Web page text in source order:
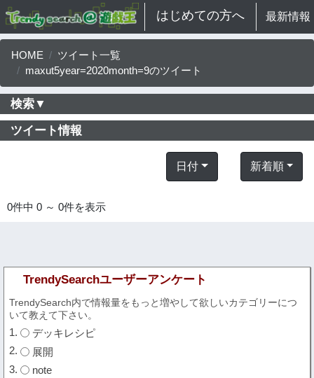
はじめての方へ 最新情報
HOME
ツイート一覧
maxut5year=2020month=9のツイート
TrendySearchユーザーアンケート
TrendySearch内で情報量をもっと増やして欲しいカテゴリーにつ
いて教えて下さい。
デッキレシピ
展開
note
検索▼
ツイート情報
日付 新着順
0件中 0 ～ 0件を表示